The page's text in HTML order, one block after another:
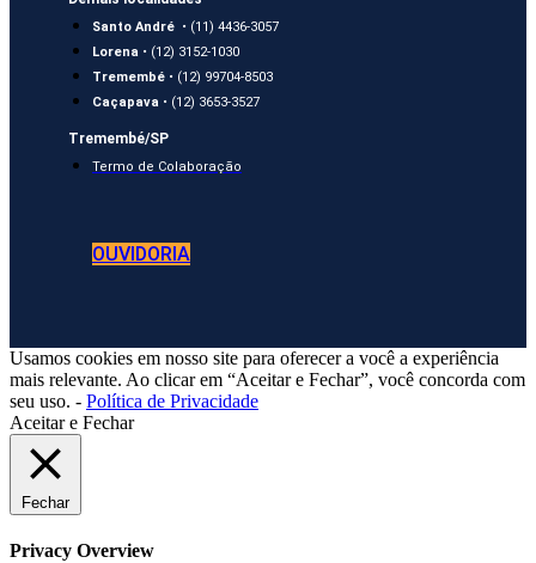
Santo André • (11) 4436-3057
Lorena • (12) 3152-1030
Tremembé • (12) 99704-8503
Caçapava • (12) 3653-3527
Tremembé/SP
Termo de Colaboração
OUVIDORIA
Usamos cookies em nosso site para oferecer a você a experiência
mais relevante. Ao clicar em “Aceitar e Fechar”, você concorda com
seu uso. - Política de Privacidade
Aceitar e Fechar
Fechar
Privacy Overview